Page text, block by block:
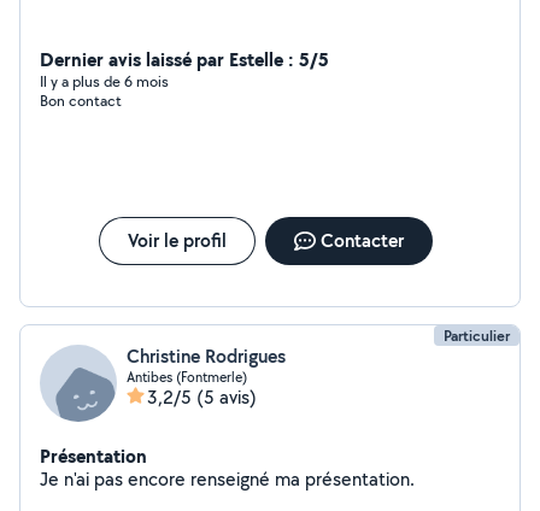
Dernier avis laissé par Estelle : 5/5
Il y a plus de 6 mois
Bon contact
Voir le profil Contacter
Particulier
Christine Rodrigues
Antibes (Fontmerle)
3,2/5 (5 avis)
Présentation
Je n'ai pas encore renseigné ma présentation.